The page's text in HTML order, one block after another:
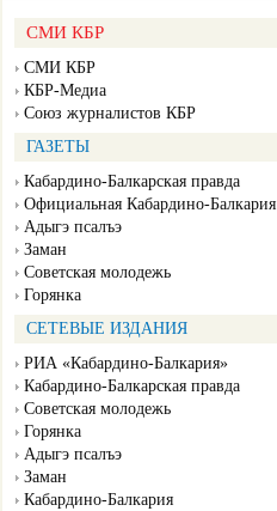
СМИ КБР
СМИ КБР
КБР-Медиа
Союз журналистов КБР
ГАЗЕТЫ
Кабардино-Балкарская правда
Официальная Кабардино-Балкария
Адыгэ псалъэ
Заман
Советская молодежь
Горянка
СЕТЕВЫЕ ИЗДАНИЯ
РИА «Кабардино-Балкария»
Кабардино-Балкарская правда
Советская молодежь
Горянка
Адыгэ псалъэ
Заман
Кабардино-Балкария